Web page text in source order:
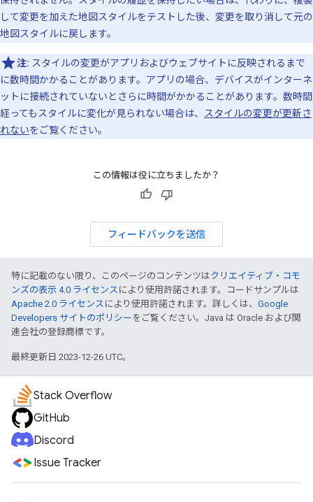
して変更を加えた地図スタイルをテストした後、変更を取り消して元の
地図スタイルに戻します。
注: スタイルの変更がアプリおよびウェブサイトに反映されるまで
に数時間かかることがあります。アプリの場合、デバイスがインターネ
ットに接続されていないとさらに時間がかかることがあります。数時間
経ってもスタイルに変化が見られない場合は、
スタイルの変更が更新さ
れないをご覧ください。
この情報は役に立ちましたか？
フィードバックを送信
特に記載のない限り、このページのコンテンツはクリエイティブ・コモ
ンズの表示 4.0 ライセンス により使用許諾されます。コードサンプルは
Apache 2.0 ライセンス により使用許諾されます。詳しくは、 Google
Developers サイトのポリシー をご覧ください。Java は Oracle および関
連会社の登録商標です。
最終更新日 2023-12-26 UTC。
Stack Overflow
GitHub
Discord
Issue Tracker